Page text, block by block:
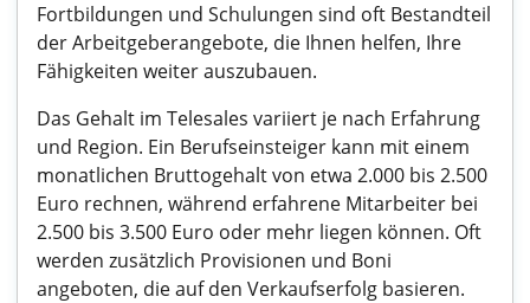
Fortbildungen und Schulungen sind oft Bestandteil
der Arbeitgeberangebote, die Ihnen helfen, Ihre
Fähigkeiten weiter auszubauen.
Das Gehalt im Telesales variiert je nach Erfahrung
und Region. Ein Berufseinsteiger kann mit einem
monatlichen Bruttogehalt von etwa 2.000 bis 2.500
Euro rechnen, während erfahrene Mitarbeiter bei
2.500 bis 3.500 Euro oder mehr liegen können. Oft
werden zusätzlich Provisionen und Boni
angeboten, die auf den Verkaufserfolg basieren.